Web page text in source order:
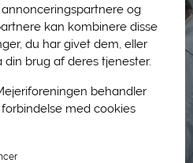
og
kan kombinere disse
du har givet dem, eller
brug af deres tjenester.
behandler
med cookies